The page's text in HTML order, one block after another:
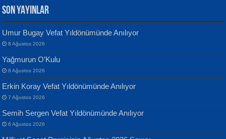
MUSTAFA KELOĞLU
Yarına İz Bırakmak...
Yılmaz Ekinci
Geceye Söylenen...
SON YAYINLAR
Umur Bugay Vefat Yıldönümünde Anılıyor
8 Ağustos 2026
Yağmurun O’Kulu
8 Ağustos 2026
Erkin Koray Vefat Yıldönümünde Anılıyor
7 Ağustos 2026
Semih Sergen Vefat Yıldönümünde Anılıyor
6 Ağustos 2026